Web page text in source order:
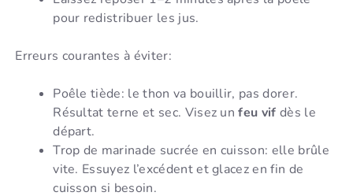
pour redistribuer les jus.
Erreurs courantes à éviter:
Poêle tiède: le thon va bouillir, pas dorer.
Résultat terne et sec. Visez unfeu vif dès le
départ.
Trop de marinade sucrée en cuisson: elle brûle
vite. Essuyez l’excédent et glacez en fin de
cuisson si besoin.